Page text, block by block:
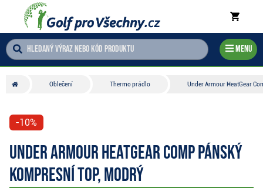
Menu
Oblečení Thermo prádlo Under Armour HeatGear
-10%
Under Armour HeatGear Comp pánský
kompresní top, modrý